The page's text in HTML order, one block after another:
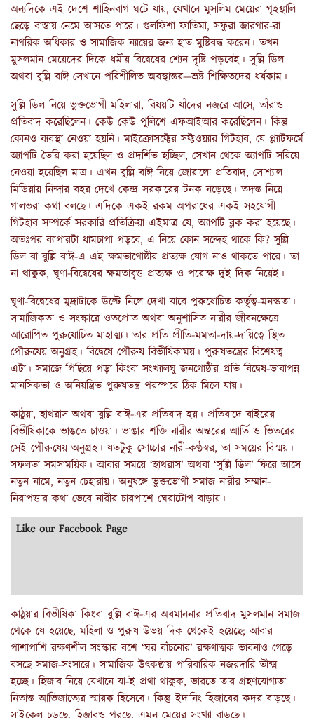
অন্যদিকে এই দেশে শাহিনবাগ ঘটে যায়, যেখানে মুসলিম মেয়েরা গৃহস্থালি
ছেড়ে বাস্তায় নেমে আসতে পারে। গুলফিশা ফাতিমা, সফুরা জারগার-রা
নাগরিক অধিকার ও সামাজিক ন্যায়ের জন্য হাত মুষ্টিবদ্ধ করেন। তখন
মুসলমান মেয়েদের দিকে ধর্মীয় বিদ্বেষের শ্যেন দৃষ্টি পড়বেই। সুল্লি ডিল
অথবা বুল্লি বাঈ সেখানে পরিশীলিত অবস্থান্তর—ভ্রষ্ট শিক্ষিতদের ধর্ষকাম।
সুল্লি ডিল নিয়ে ভুক্তভোগী মহিলারা, বিষয়টি যাঁদের নজরে আসে, তাঁরাও
প্রতিবাদ করেছিলেন। কেউ কেউ পুলিশে এফআইআর করেছিলেন। কিন্তু
কোনও ব্যবস্থা নেওয়া হয়নি। মাইক্রোসফ্টের সফ্টওয়্যার গিটহাব, যে প্ল্যাটফর্মে
অ্যাপটি তৈরি করা হয়েছিল ও প্রদর্শিত হচ্ছিল, সেখান থেকে অ্যাপটি সরিয়ে
নেওয়া হয়েছিল মাত্র। এখন বুল্লি বাঈ নিয়ে জোরালো প্রতিবাদ, সোশ্যাল
মিডিয়ায় নিন্দার বহর দেখে কেন্দ্র সরকারের টনক নড়েছে। তদন্ত নিয়ে
গালভরা কথা বলছে। এদিকে একই রকম অপরাধের একই সহযোগী
গিটহাব সম্পর্কে সরকারি প্রতিক্রিয়া এইমাত্র যে, অ্যাপটি ব্লক করা হয়েছে।
অতঃপর ব্যাপারটা ধামচাপা পড়বে, এ নিয়ে কোন সন্দেহ থাকে কি? সুল্লি
ডিল বা বুল্লি বাঈ-এ এই ক্ষমতাগোষ্ঠীর প্রত্যক্ষ যোগ নাও থাকতে পারে। তা
না থাকুক, ঘৃণা-বিদ্বেষের ক্ষমতাবৃত্ত প্রত্যক্ষ ও পরোক্ষ দুই দিক নিয়েই।
ঘৃণা-বিদ্বেষের মুদ্রাটাকে উল্টে নিলে দেখা যাবে পুরুষোচিত কর্তৃত্ব-মনস্কতা।
সামাজিকতা ও সংস্কারে ওতপ্রোত অথবা অনুশাসিত নারীর জীবনক্ষেত্রে
আরোপিত পুরুষোচিত মাহাত্ম্য। তার প্রতি প্রীতি-মমতা-দায়-দায়িত্বে স্থিত
পৌরুষেয় অনুগ্রহ। বিদ্বেষে পৌরুষ বিভীষিকাময়। পুরুষতন্ত্রের বিশেষত্ব
এটা। সমাজে পিছিয়ে পড়া কিংবা সংখ্যালঘু জনগোষ্ঠীর প্রতি বিদ্বেষ-ভাবাপন্ন
মানসিকতা ও অনিয়ন্ত্রিত পুরুষতন্ত্র পরস্পরে ঠিক মিলে যায়।
কাঠুয়া, হাথরাস অথবা বুল্লি বাঈ-এর প্রতিবাদ হয়। প্রতিবাদে বাইরের
বিভীষিকাকে ভাঙতে চাওয়া। ভাঙার শক্তি নারীর অন্তরের আর্তি ও ভিতরের
সেই পৌরুষেয় অনুগ্রহ। যতটুকু সোচ্চার নারী-কণ্ঠস্বর, তা সময়ের বিস্ময়।
সফলতা সমসাময়িক। আবার সময়ে ‘হাথরাস’ অথবা ‘সুল্লি ডিল’ ফিরে আসে
নতুন নামে, নতুন চেহারায়। অনুষঙ্গে ভুক্তভোগী সমাজ নারীর সম্মান-
নিরাপত্তার কথা ভেবে নারীর চারপাশে ঘেরাটোপ বাড়ায়।
Like our Facebook Page
কাঠুয়ার বিভীষিকা কিংবা বুল্লি বাঈ-এর অবমাননার প্রতিবাদ মুসলমান সমাজ
থেকে যে হয়েছে, মহিলা ও পুরুষ উভয় দিক থেকেই হয়েছে; আবার
পাশাপাশি রক্ষণশীল সংস্কার বশে ‘ঘর বাঁচনোর’ রক্ষণাত্মক ভাবনাও গেড়ে
বসছে সমাজ-সংসারে। সামাজিক উৎকণ্ঠায় পারিবারিক নজরদারি তীক্ষ্ম
হচ্ছে। হিজাব নিয়ে যেখানে যা-ই প্রথা থাকুক, ভারতে তার গ্রহণযোগ্যতা
নিতান্ত আভিজাত্যের স্মারক হিসেবে। কিন্তু ইদানিং হিজাবের কদর বাড়ছে।